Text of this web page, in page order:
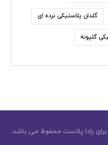
گلدان پلاستیکی نرده ای
گلپونه
رادا پلاست محفوظ می باشد.